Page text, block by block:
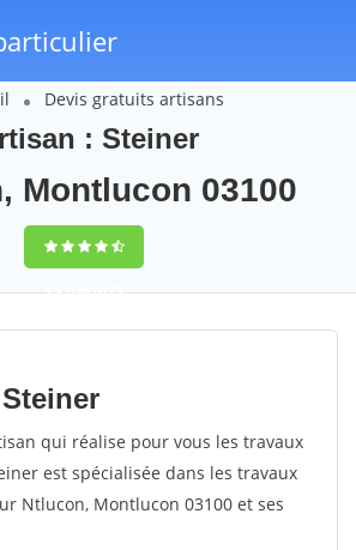
Devis gratuits artisans
: Steiner
Montlucon 03100
9,5(100%)75
votes
qui réalise pour vous les travaux
est spécialisée dans les travaux
Ntlucon, Montlucon 03100 et ses